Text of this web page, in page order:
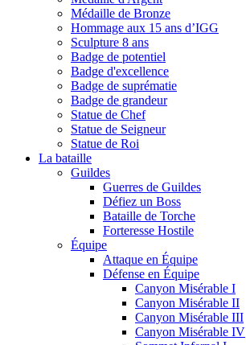
Médaille de Bronze
Hommage aux 15 ans d’IGG
Sculpture 8 ans
Badge de potentiel
Badge d'excellence
Badge de suprématie
Badge de grandeur
Statue de Chef
Statue de Seigneur
Statue de Roi
La bataille
Guildes
Guerres de Guildes
Défiez un Boss
Bataille de Torche
Forteresse Hostile
Équipe
Attaque en Équipe
Défense en Équipe
Canyon Misérable I
Canyon Misérable II
Canyon Misérable III
Canyon Misérable IV